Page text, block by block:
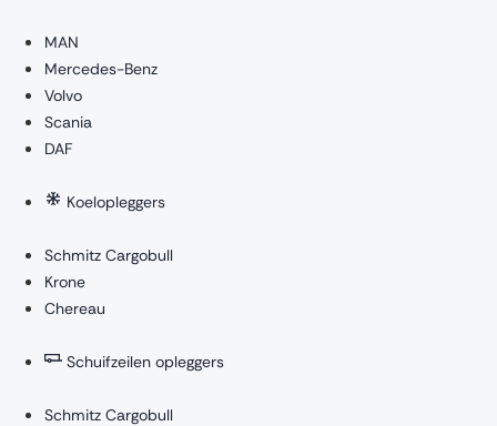
MAN
Mercedes-Benz
Volvo
Scania
DAF
Koelopleggers
Schmitz Cargobull
Krone
Chereau
Schuifzeilen opleggers
Schmitz Cargobull